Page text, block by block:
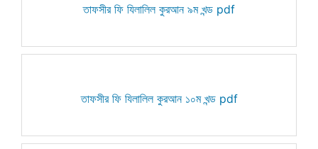
তাফসীর ফি যিলালিল কুরআন ৯ম খন্ড pdf
তাফসীর ফি যিলালিল কুরআন ১০ম খন্ড pdf